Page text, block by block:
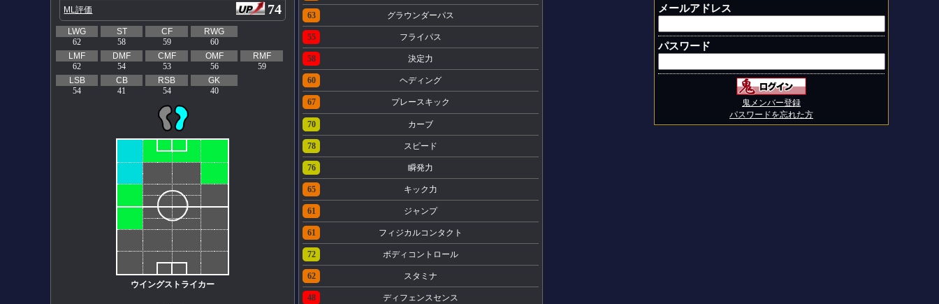
ML評価 74
LWG
62
ST
58
CF
59
RWG
60
LMF
62
DMF
54
CMF
53
OMF
56
RMF
59
LSB
54
CB
41
RSB
54
GK
40
ウイングストライカー
63 グラウンダーパス
55 フライパス
58 決定力
60 ヘディング
67 プレースキック
70 カーブ
78 スピード
76 瞬発力
65 キック力
61 ジャンプ
61 フィジカルコンタクト
72 ボディコントロール
62 スタミナ
48 ディフェンスセンス
メールアドレス
パスワード
鬼メンバー登録
パスワードを忘れた方